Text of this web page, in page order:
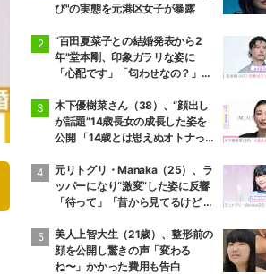
び"の実態を元港区女子が暴露
“百田夏菜子との結婚発表から2
年”堂本剛、印象ガラリな姿に
「心配です」「匂わせなの？」な
木下優樹菜さん（38）、“顔出し
が話題”14歳長女の成長した姿を
公開 「14歳とは思えぬオトナっぽ
ぎる」など反響
元リトグリ・Manaka（25）、ラ
ッパーになり“激変”した姿に反響
「待って」「昔から見てるけど 最
美人上智大生（21歳）、整形前の
顔を公開し驚きの声「変わる
ね〜」かかった費用も告白